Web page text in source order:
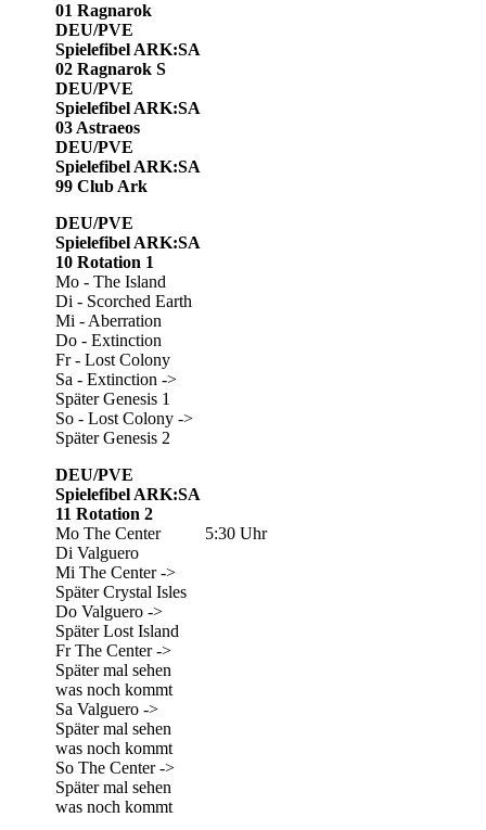
01 Ragnarok
DEU/PVE
Spielefibel ARK:SA
02 Ragnarok S
DEU/PVE
Spielefibel ARK:SA
03 Astraeos
DEU/PVE
Spielefibel ARK:SA
99 Club Ark
DEU/PVE
Spielefibel ARK:SA
10 Rotation 1
Mo - The Island
Di - Scorched Earth
Mi - Aberration
Do - Extinction
Fr - Lost Colony
Sa - Extinction ->
Später Genesis 1
So - Lost Colony ->
Später Genesis 2
DEU/PVE
Spielefibel ARK:SA
11 Rotation 2
Mo The Center
Di Valguero
Mi The Center ->
Später Crystal Isles
Do Valguero ->
Später Lost Island
Fr The Center ->
Später mal sehen
was noch kommt
Sa Valguero ->
Später mal sehen
was noch kommt
So The Center ->
Später mal sehen
was noch kommt
5:30 Uhr